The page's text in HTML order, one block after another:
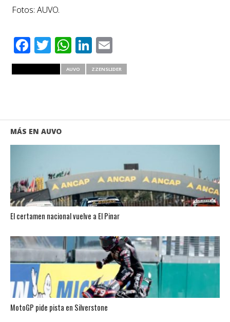
Fotos: AUVO.
Facebook
Twitter
WhatsApp
LinkedIn
Email
AUVO ZZENSLIDER
MÁS EN AUVO
El certamen nacional vuelve a El Pinar
MotoGP pide pista en Silverstone